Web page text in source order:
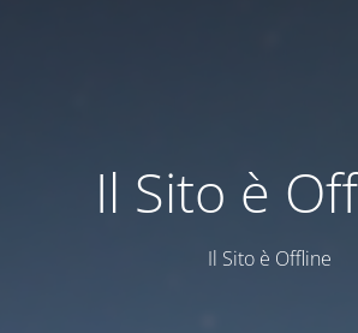
Il Sito è
Il Sito è Offline